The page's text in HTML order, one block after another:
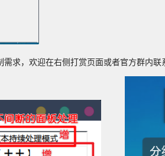
需求，欢迎在右侧打赏页面或者官方群内联